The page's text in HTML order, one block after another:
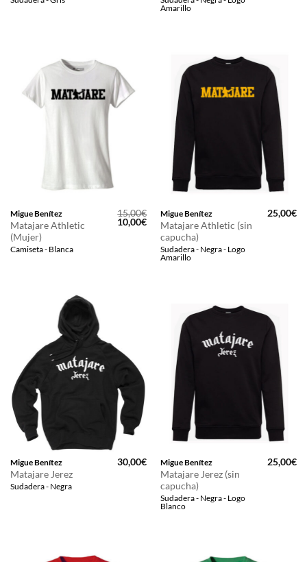
Amarillo
Migue Benítez
Matajare Athletic
(Mujer)
Camiseta - Blanca
15,00€
El
precio
10,00€El
precio
actual
10,00€.
Migue Benítez
Matajare Athletic (sin
capucha)
Sudadera - Negra - Logo
Amarillo
25,00€
Migue Benítez
Matajare Jerez
Sudadera - Negra
30,00€ Migue Benítez
Matajare Jerez (sin
capucha)
Sudadera - Negra - Logo
Blanco
25,00€